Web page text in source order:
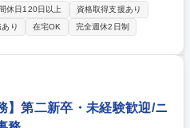
な業務からスタートするため、未経
体的な業務内容＞
への入力中心） ・資料作成（Excel
事務サポート PCの基本操作ができ
ます。 募集職種 【関西/
活かす／正社員の無期雇用派遣
休日120日以上
資格取得支援あり
り 在宅OK
完全週休2日制
】第二新卒・未経験歓迎/ニ